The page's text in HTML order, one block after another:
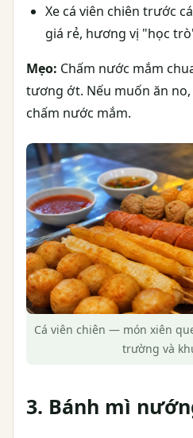
Xe cá viên chiên trước
giá rẻ, hương vị "học
Mẹo: Chấm nước mắm
tương ớt. Nếu muốn ăn
chấm nước mắm.
Cá viên chiên — món xiên
trường và
3. Bánh mì